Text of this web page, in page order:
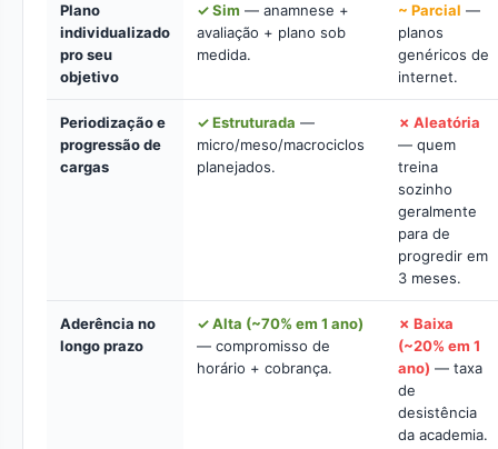
Plano
individualizado
pro seu
objetivo
✓ Sim — anamnese +
avaliação + plano sob
medida.
~ Parcial —
planos
genéricos de
internet.
Periodização e
progressão de
cargas
✓ Estruturada —
micro/meso/macrociclos
planejados.
✗ Aleatória
— quem
treina
sozinho
geralmente
para de
progredir em
3 meses.
Aderência no
longo prazo
✓ Alta (~70% em 1 ano)
— compromisso de
horário + cobrança.
✗ Baixa
(~20% em 1
ano) — taxa
de
desistência
da academia.